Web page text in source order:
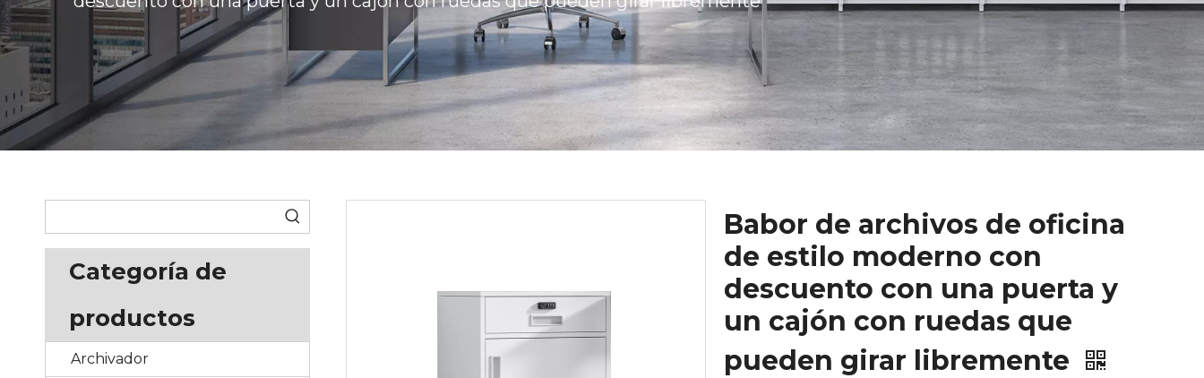
Categoría de
productos
Archivador
Babor de archivos de oficina
de estilo moderno con
descuento con una puerta y
un cajón con ruedas que
pueden girar libremente